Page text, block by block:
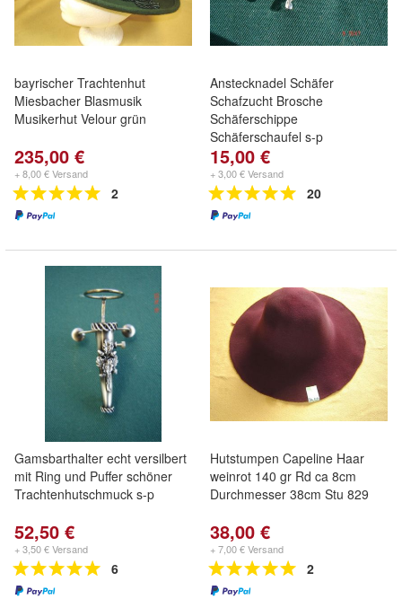
bayrischer Trachtenhut
Miesbacher Blasmusik
Musikerhut Velour grün
235,00 €
+ 8,00 € Versand
2
Anstecknadel Schäfer
Schafzucht Brosche
Schäferschippe
Schäferschaufel s-p
15,00 €
+ 3,00 € Versand
20
Gamsbarthalter echt versilbert
mit Ring und Puffer schöner
Trachtenhutschmuck s-p
52,50 €
+ 3,50 € Versand
6
Hutstumpen Capeline Haar
weinrot 140 gr Rd ca 8cm
Durchmesser 38cm Stu 829
38,00 €
+ 7,00 € Versand
2